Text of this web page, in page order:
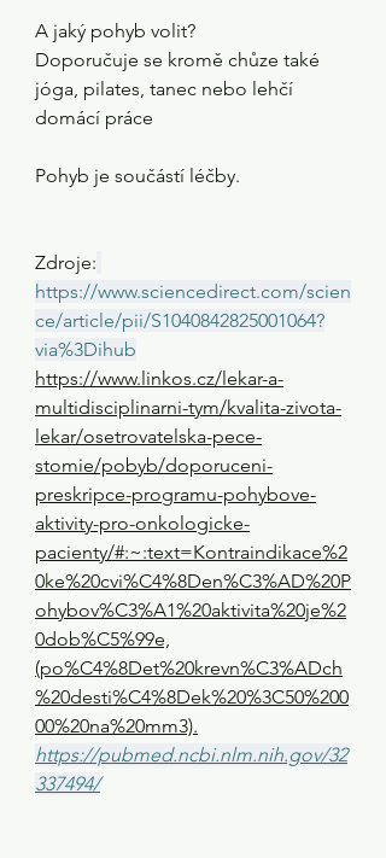
A jaký pohyb volit?
Doporučuje se kromě chůze také
jóga, pilates, tanec nebo lehčí
domácí práce
Pohyb je součástí léčby.
Zdroje:
https://www.sciencedirect.com/scien
ce/article/pii/S1040842825001064?
via%3Dihub
https://www.linkos.cz/lekar-a-
multidisciplinarni-tym/kvalita-zivota-
lekar/osetrovatelska-pece-
stomie/pobyb/doporuceni-
preskripce-programu-pohybove-
aktivity-pro-onkologicke-
pacienty/#:~:text=Kontraindikace%2
0ke%20cvi%C4%8Den%C3%AD%20P
ohybov%C3%A1%20aktivita%20je%2
0dob%C5%99e,
(po%C4%8Det%20krevn%C3%ADch
%20desti%C4%8Dek%20%3C50%200
00%20na%20mm3).
https://pubmed.ncbi.nlm.nih.gov/32
337494/